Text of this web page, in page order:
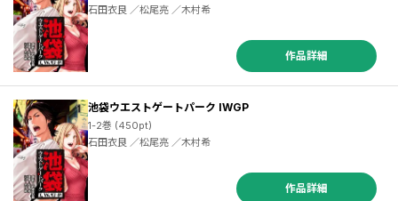
石田衣良 ／松尾亮 ／木村希
作品詳細
池袋ウエストゲートパーク IWGP
1-2巻 (450pt)
石田衣良 ／松尾亮 ／木村希
作品詳細